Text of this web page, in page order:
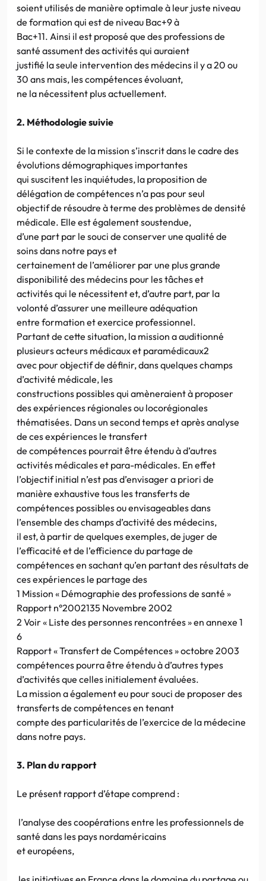
soient utilisés de manière optimale à leur juste niveau
de formation qui est de niveau Bac+9 à
Bac+11. Ainsi il est proposé que des professions de
santé assument des activités qui auraient
justifié la seule intervention des médecins il y a 20 ou
30 ans mais, les compétences évoluant,
ne la nécessitent plus actuellement.
2. Méthodologie suivie
Si le contexte de la mission s’inscrit dans le cadre des
évolutions démographiques importantes
qui suscitent les inquiétudes, la proposition de
délégation de compétences n’a pas pour seul
objectif de résoudre à terme des problèmes de densité
médicale. Elle est également soustendue,
d’une part par le souci de conserver une qualité de
soins dans notre pays et
certainement de l’améliorer par une plus grande
disponibilité des médecins pour les tâches et
activités qui le nécessitent et, d’autre part, par la
volonté d’assurer une meilleure adéquation
entre formation et exercice professionnel.
Partant de cette situation, la mission a auditionné
plusieurs acteurs médicaux et paramédicaux2
avec pour objectif de définir, dans quelques champs
d’activité médicale, les
constructions possibles qui amèneraient à proposer
des expériences régionales ou locorégionales
thématisées. Dans un second temps et après analyse
de ces expériences le transfert
de compétences pourrait être étendu à d’autres
activités médicales et para-médicales. En effet
l’objectif initial n’est pas d’envisager a priori de
manière exhaustive tous les transferts de
compétences possibles ou envisageables dans
l’ensemble des champs d’activité des médecins,
il est, à partir de quelques exemples, de juger de
l’efficacité et de l’efficience du partage de
compétences en sachant qu’en partant des résultats de
ces expériences le partage des
1 Mission « Démographie des professions de santé »
Rapport n°2002135 Novembre 2002
2 Voir « Liste des personnes rencontrées » en annexe 1
6
Rapport « Transfert de Compétences » octobre 2003
compétences pourra être étendu à d’autres types
d’activités que celles initialement évaluées.
La mission a également eu pour souci de proposer des
transferts de compétences en tenant
compte des particularités de l’exercice de la médecine
dans notre pays.
3. Plan du rapport
Le présent rapport d’étape comprend :
l’analyse des coopérations entre les professionnels de
santé dans les pays nordaméricains
et européens,